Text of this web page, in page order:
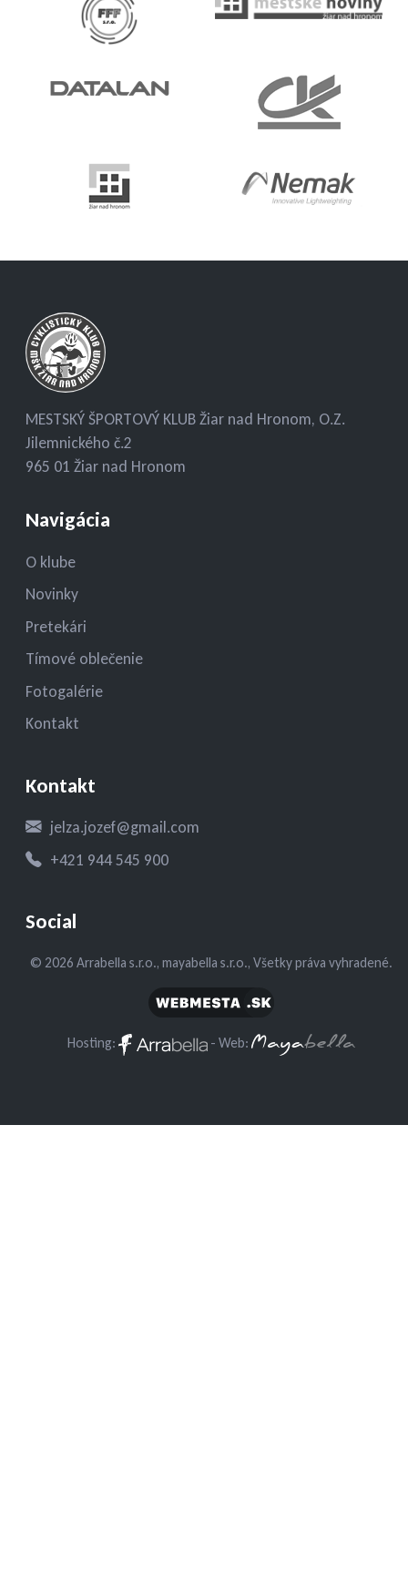
MESTSKÝ ŠPORTOVÝ KLUB Žiar nad Hronom, O.Z.
Jilemnického č.2
965 01 Žiar nad Hronom
Navigácia
O klube
Novinky
Pretekári
Tímové oblečenie
Fotogalérie
Kontakt
Kontakt
jelza.jozef@gmail.com
+421 944 545 900
Social
© 2026 Arrabella s.r.o., mayabella s.r.o., Všetky práva vyhradené.
Hosting: - Web: